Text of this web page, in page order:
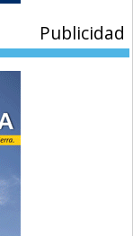
Publicidad